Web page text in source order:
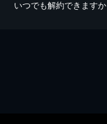
いつでも解約できますか